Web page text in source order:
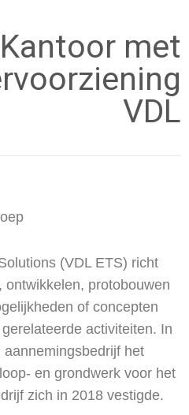
Kantoor met
VDL
(VDL ETS) richt
protobouwen
of concepten
activiteiten. In
het
en grondwerk voor het
zich in 2018 vestigde.